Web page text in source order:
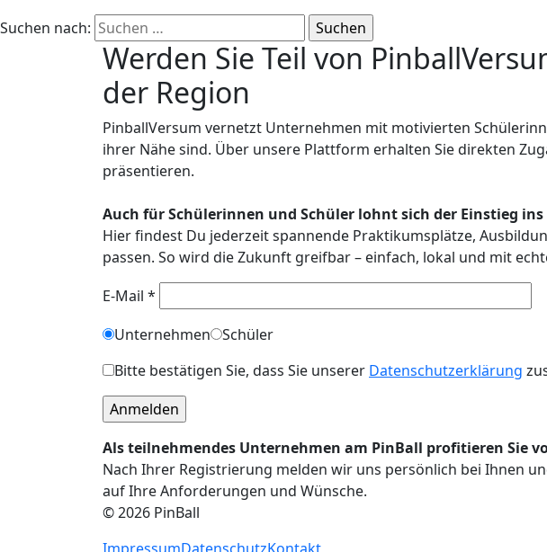
Suchen nach:
Werden Sie Teil von
der Region
PinballVersum vernetzt Unternehmen mit motivierten
ihrer Nähe sind. Über unsere Plattform erhalten Sie direkten
präsentieren.
Auch für Schülerinnen und Schüler lohnt sich der Einstieg
Hier findest Du jederzeit spannende Praktikumsplätze,
passen. So wird die Zukunft greifbar – einfach, lokal und mit
E-Mail *
Unternehmen
Schüler
Bitte bestätigen Sie, dass Sie unserer Datenschutzerklärung
Als teilnehmendes Unternehmen am PinBall profitieren Sie
Nach Ihrer Registrierung melden wir uns persönlich bei Ihnen
auf Ihre Anforderungen und Wünsche.
© 2026 PinBall